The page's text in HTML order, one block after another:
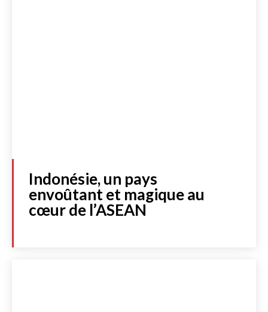
Indonésie, un pays
envoûtant et magique au
cœur de l’ASEAN